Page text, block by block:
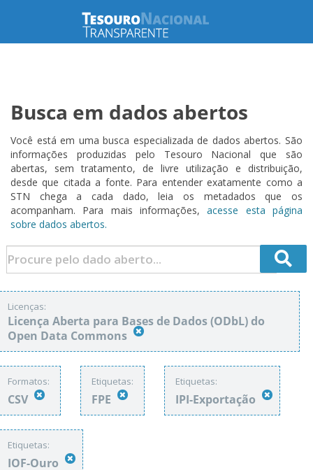
Busca em dados abertos
Você está em uma busca especializada de dados abertos. São
informações produzidas pelo Tesouro Nacional que são
abertas, sem tratamento, de livre utilização e distribuição,
desde que citada a fonte. Para entender exatamente como a
STN chega a cada dado, leia os metadados que os
acompanham. Para mais informações,acesse esta página
sobre dados abertos.
Licenças:
Licença Aberta para Bases de Dados (ODbL) do
Open Data Commons
Formatos:
CSV
Etiquetas:
FPE
Etiquetas:
IPI-Exportação
Etiquetas:
IOF-Ouro